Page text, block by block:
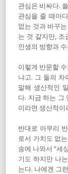
관심은 비싸다.
관심을 줄 때마
없는 것과 바꾸
는 것 같지만, 조
인생의 방향과
이렇게 반문할
냐고. 그 둘의 차
말해 생산적인
다. 지금 하는 그
이라면 생산적이
반대로 아무리
로서 가치도 없
송에 나와서 “세
기도 하지만 나
는다. 나에겐 그